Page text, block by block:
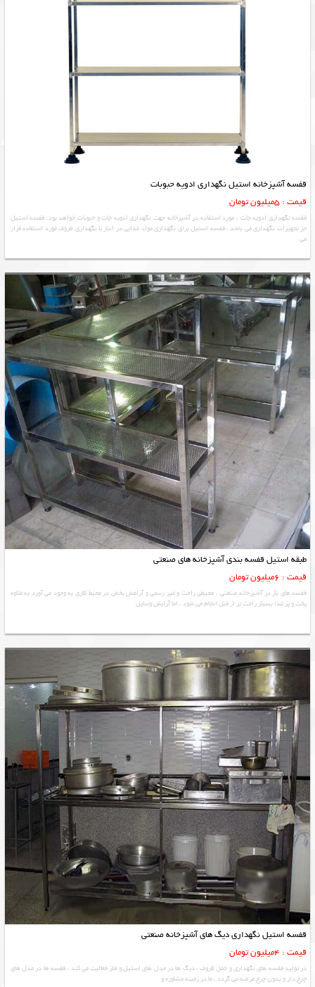
قفسه آشپزخانه استیل نگهداری ادویه حبوبات
قیمت : 5میلیون تومان
قفسه نگهداری ادویه جات ، مورد استفاده در آشپزخانه جهت نگهداری ادویه جات و حبوبات خواهد بود. قفسه استیل
جز تجهیزات نگهداری می باشد ، قفسه استیل برای نگهداری مواد غذایی در انبار یا نگهداری ظروف مورد استفاده قرار
می
طبقه استیل قفسه بندی آشپزخانه های صنعتی
قیمت : 6میلیون تومان
قفسه های باز در آشپزخانه صنعتی ، محیطی راحت و غیر رسمی و آرامش بخش در محیط کاری به وجود می آورد به علاوه
پخت و پز غذا بسیار راحت تر از قبل انجام می شود ، اما آرایش وسایل
قفسه استیل نگهداری دیگ های آشپزخانه صنعتی
قیمت : 4میلیون تومان
در تولید قفسه های نگهداری و حمل ظروف ، دیگ ها در مدل های استیل و فلز فعالیت می کند ، قفسه ها در مدل های
چرخ دار و بدون چرخ عرضه می گردد ، ما در زمینه مشاوره و